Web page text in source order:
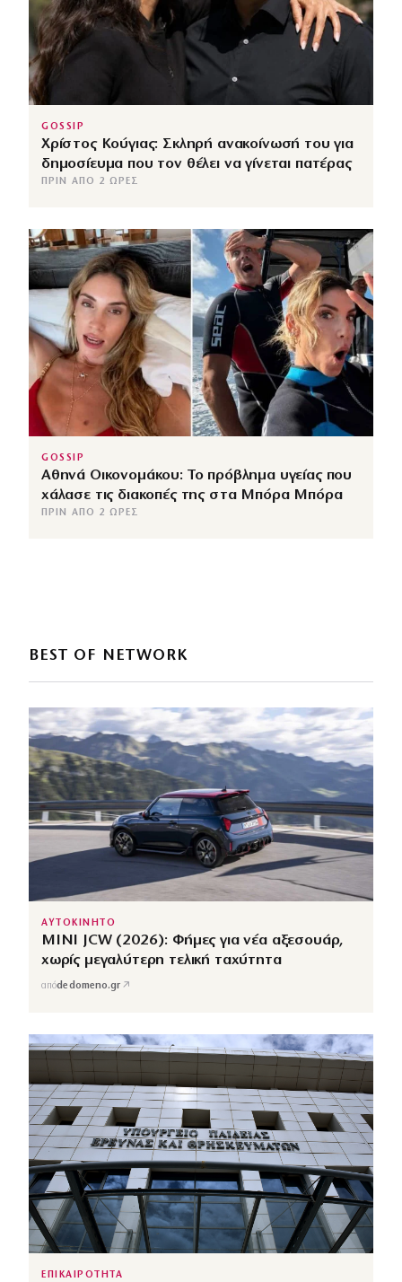
GOSSIP
Χρίστος Κούγιας: Σκληρή ανακοίνωσή του για
δημοσίευμα που τον θέλει να γίνεται πατέρας
ΠΡΙΝ ΑΠΌ 2 ΏΡΕΣ
GOSSIP
Αθηνά Οικονομάκου: Το πρόβλημα υγείας που
χάλασε τις διακοπές της στα Μπόρα Μπόρα
ΠΡΙΝ ΑΠΌ 2 ΏΡΕΣ
BEST OF NETWORK
ΑΥΤΟΚΙΝΗΤΟ
MINI JCW (2026): Φήμες για νέα αξεσουάρ,
χωρίς μεγαλύτερη τελική ταχύτητα
απόdedomeno.gr ↗
ΕΠΙΚΑΙΡΟΤΗΤΑ